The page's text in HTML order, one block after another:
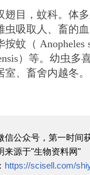
目，蚊科。体
虫吸取人、畜的
蚊（ Anopheles
）等。幼虫
、畜舍内越冬。
信公众号，第一时间
来源于"生物资料网"
https://scisell.com/